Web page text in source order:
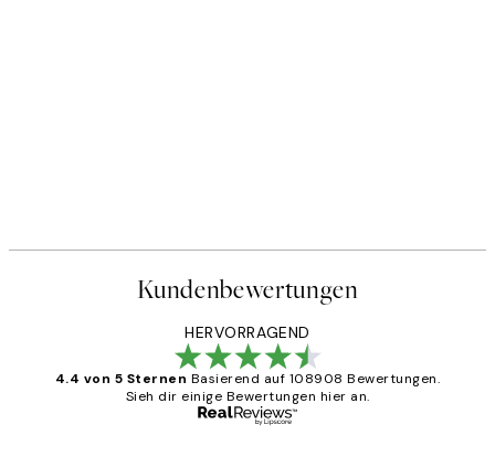
Kundenbewertungen
HERVORRAGEND
4.4 von 5 Sternen Basierend auf 108908 Bewertungen.
Sieh dir einige Bewertungen hier an.